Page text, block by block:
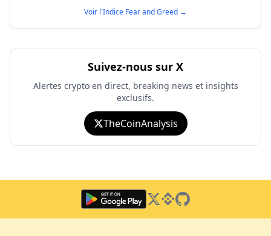
Voir l'Indice Fear and Greed →
Suivez-nous sur X
Alertes crypto en direct, breaking news et insights
exclusifs.
TheCoinAnalysis
Twitter
Binance Square
GitHub